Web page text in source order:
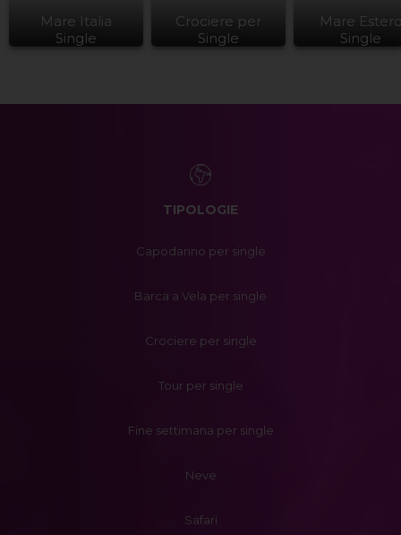
Mare Italia
Single
Crociere per
Single
Mare
Single
TIPOLOGIE
Capodanno per single
Barca a Vela per single
Crociere per single
Tour per single
Fine settimana per single
Neve
Safari